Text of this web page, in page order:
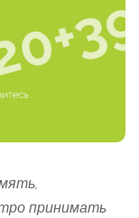
принимать